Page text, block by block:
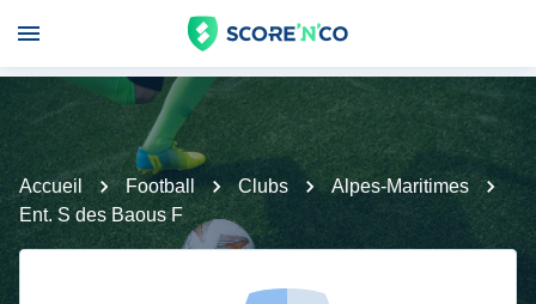
Accueil Football Clubs
Alpes-Maritimes
Ent. S des Baous F